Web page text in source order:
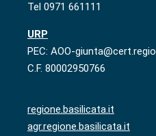
Tel 0971 661111
URP
PEC: AOO-
C.F. 80002950766
regione.basilicata.it
agr.regione.basilicata.it